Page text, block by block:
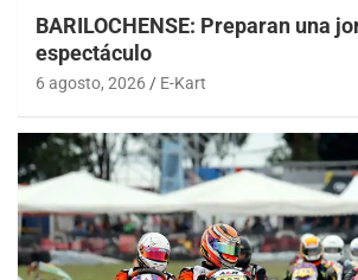
BARILOCHENSE: Preparan una
espectáculo
6 agosto, 2026 E-Kart